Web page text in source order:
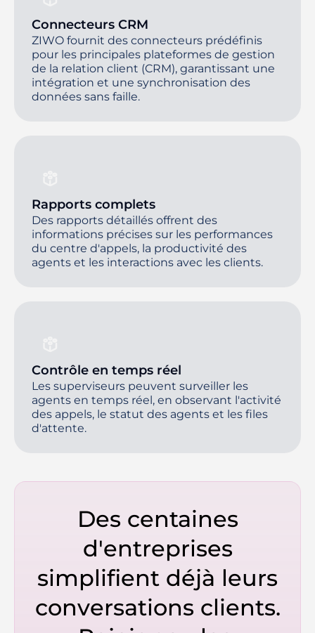
Connecteurs CRM
ZIWO fournit des connecteurs prédéfinis
pour les principales plateformes de gestion
de la relation client (CRM), garantissant une
intégration et une synchronisation des
données sans faille.
Rapports complets
Des rapports détaillés offrent des
informations précises sur les performances
du centre d'appels, la productivité des
agents et les interactions avec les clients.
Contrôle en temps réel
Les superviseurs peuvent surveiller les
agents en temps réel, en observant l'activité
des appels, le statut des agents et les files
d'attente.
Des centaines
d'entreprises
simplifient déjà leurs
conversations clients.